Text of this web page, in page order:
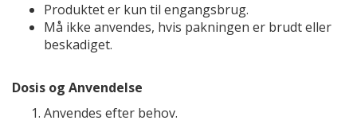
Produktet er kun til engangsbrug.
Må ikke anvendes, hvis pakningen er brudt eller
beskadiget.
Dosis og Anvendelse
Anvendes efter behov.